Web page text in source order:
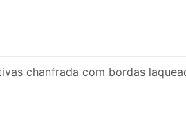
chanfrada com bordas